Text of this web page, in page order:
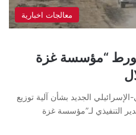
معالجات اخبارية
“مؤسسة غزة
الجديد بشأن آلية توزيع
التنفيذي لـ”مؤسسة غزة